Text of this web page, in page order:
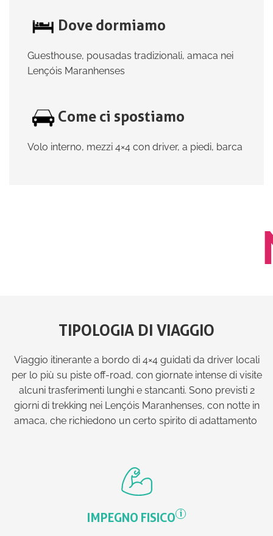
Dove dormiamo
Guesthouse, pousadas tradizionali, amaca nei
Lençóis Maranhenses
Come ci spostiamo
Volo interno, mezzi 4×4 con driver, a piedi, barca
TIPOLOGIA DI VIAGGIO
Viaggio itinerante a bordo di 4×4 guidati da driver locali
per lo più su piste off-road, con giornate intense di visite
alcuni trasferimenti lunghi e stancanti. Sono previsti 2
giorni di trekking nei Lençóis Maranhenses, con notte in
amaca, che richiedono un certo spirito di adattamento
IMPEGNO FISICO i